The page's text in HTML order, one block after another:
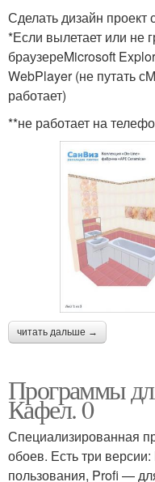
Сделать дизайн проект
*Если вылетает или не
браузереMicrosoft
WebPlayer (не путать
работает)
**не работает на
читать дальше →
Программы
Кафел. 0
Специализированная
обоев. Есть три
пользования, Profi —